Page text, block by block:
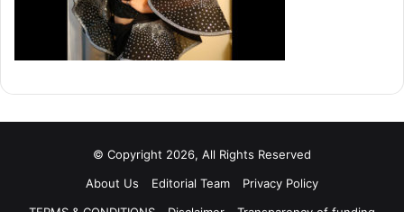
© Copyright 2026, All Rights Reserved
About Us
Editorial Team
Privacy Policy